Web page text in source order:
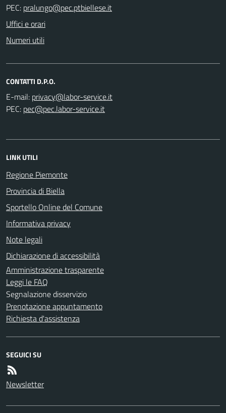
PEC:
Uffici e orari
Numeri utili
CONTATTI D.P.O.
E-mail:
PEC:
LINK UTILI
Regione Piemonte
Provincia di Biella
Sportello Online del Comune
Informativa privacy
Note legali
Dichiarazione di accessibilità
Amministrazione trasparente
Leggi le FAQ
Segnalazione disservizio
Prenotazione appuntamento
Richiesta d'assistenza
SEGUICI SU
Newsletter